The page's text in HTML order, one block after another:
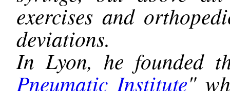
exercises and
deviations.
In Lyon, he founded
Pneumatic Institute"